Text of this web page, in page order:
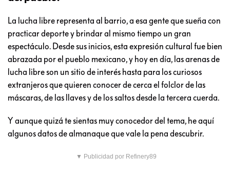
La lucha libre representa al barrio, a esa gente que sueña con
practicar deporte y brindar al mismo tiempo un gran
espectáculo. Desde sus inicios, esta expresión cultural fue bien
abrazada por el pueblo mexicano, y hoy en día, las arenas de
lucha libre son un sitio de interés hasta para los curiosos
extranjeros que quieren conocer de cerca el folclor de las
máscaras, de las llaves y de los saltos desde la tercera cuerda.
Y aunque quizá te sientas muy conocedor del tema, he aquí
algunos datos de almanaque que vale la pena descubrir.
▼ Publicidad por Refinery89